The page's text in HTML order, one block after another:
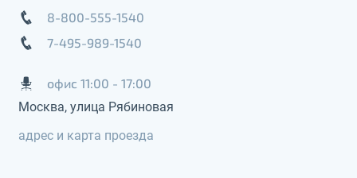
8-800-555-1540
7-495-989-1540
офис 11:00 - 17:00
Москва, улица Рябиновая
адрес и карта проезда